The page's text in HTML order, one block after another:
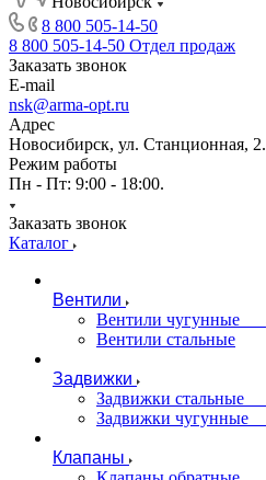
8 800 505-14-50
8 800 505-14-50 Отдел продаж
Заказать звонок
E-mail
nsk@arma-opt.ru
Адрес
Новосибирск, ул. Станционная, 2.
Режим работы
Пн - Пт: 9:00 - 18:00.
Заказать звонок
Каталог
Вентили
Вентили чугунные
Вентили стальные
Задвижки
Задвижки стальные
Задвижки чугунные
Клапаны